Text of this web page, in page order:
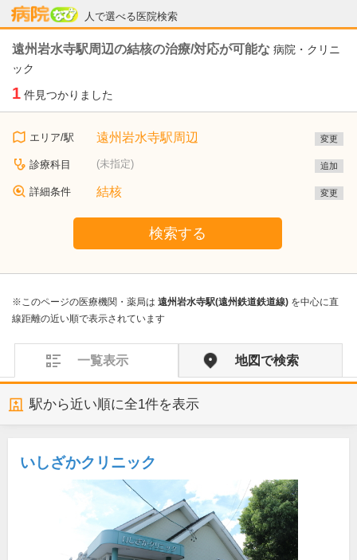
人で選べる医院検索
病院なび
遠州岩水寺駅周辺の結核の治療/対応が可能な 病院・クリニ
ック
1 件見つかりました
エリア/駅 遠州岩水寺駅周辺 変更
診療科目 (未指定) 追加
詳細条件 結核 変更
検索する
※このページの医療機関・薬局は 遠州岩水寺駅(遠州鉄道鉄道線) を中心に直
線距離の近い順で表示されています
一覧表示 地図で検索
駅から近い順に全1件を表示
いしざかクリニック